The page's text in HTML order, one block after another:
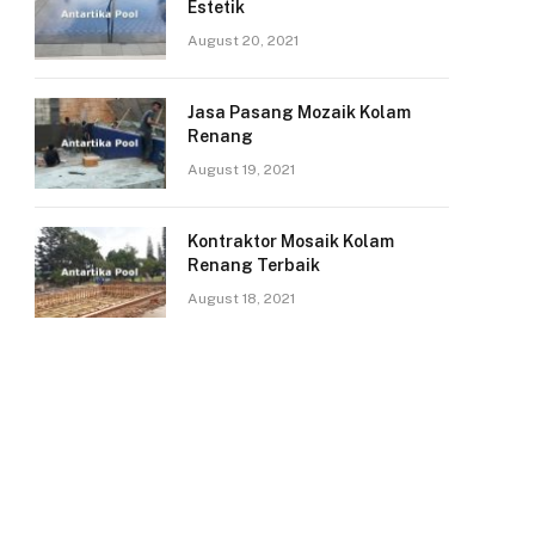
Estetik
August 20, 2021
Jasa Pasang Mozaik Kolam
Renang
August 19, 2021
Kontraktor Mosaik Kolam
Renang Terbaik
August 18, 2021